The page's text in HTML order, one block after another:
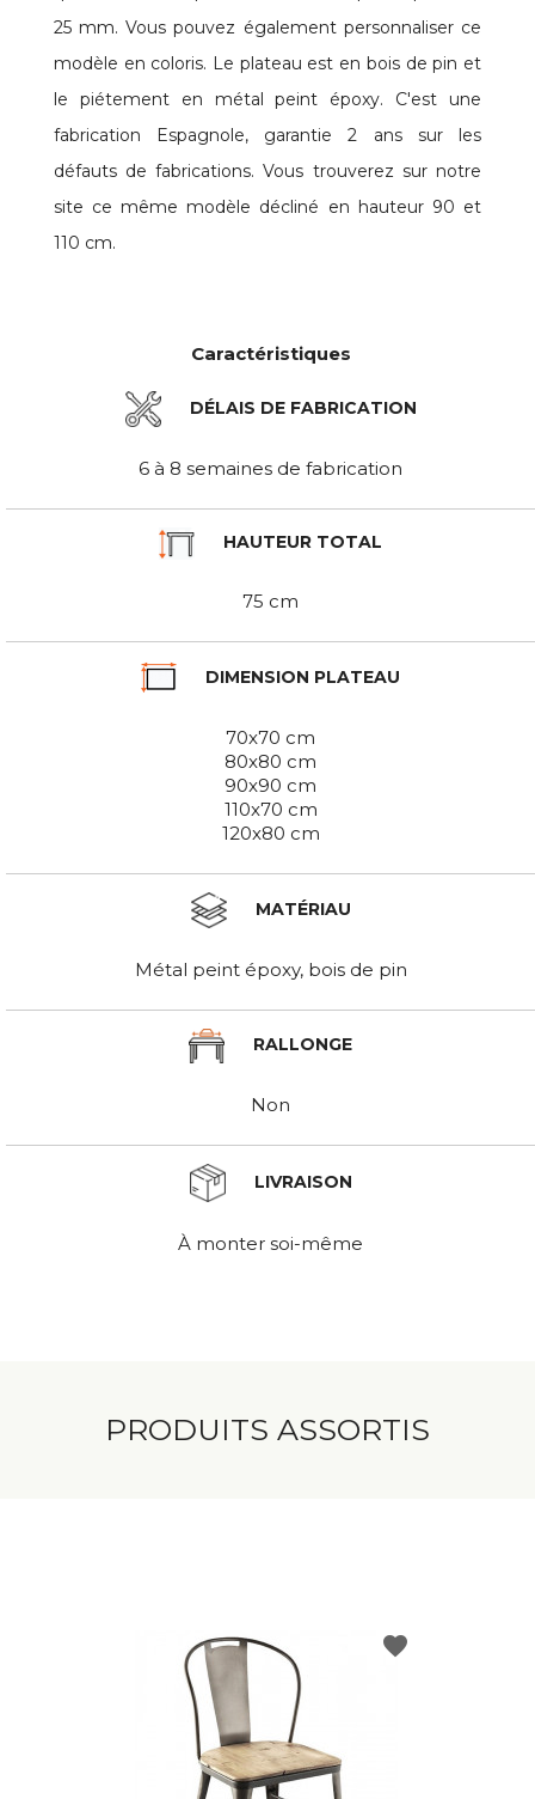
25 mm. Vous pouvez également personnaliser ce
modèle en coloris. Le plateau est en bois de pin et
le piétement en métal peint époxy. C'est une
fabrication Espagnole, garantie 2 ans sur les
défauts de fabrications. Vous trouverez sur notre
site ce même modèle décliné en hauteur 90 et
110 cm.
Caractéristiques
DÉLAIS DE FABRICATION
6 à 8 semaines de fabrication
HAUTEUR TOTAL
75 cm
DIMENSION PLATEAU
70x70 cm
80x80 cm
90x90 cm
110x70 cm
120x80 cm
MATÉRIAU
Métal peint époxy, bois de pin
RALLONGE
Non
LIVRAISON
À monter soi-même
PRODUITS ASSORTIS
favorite